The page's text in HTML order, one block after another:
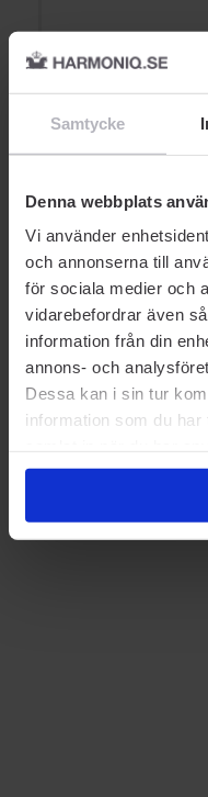
Samtycke
Denna webbplats
Vi använder
och annonserna till
för sociala medier och
vidarebefordrar även
information från din
annons- och
Dessa kan i sin tur
information som du
Akvatiska
AQUATISKA